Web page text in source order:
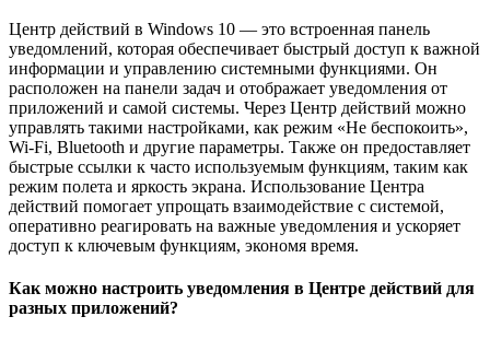
Центр действий в Windows 10 — это встроенная панель
уведомлений, которая обеспечивает быстрый доступ к важной
информации и управлению системными функциями. Он
расположен на панели задач и отображает уведомления от
приложений и самой системы. Через Центр действий можно
управлять такими настройками, как режим «Не беспокоить»,
Wi-Fi, Bluetooth и другие параметры. Также он предоставляет
быстрые ссылки к часто используемым функциям, таким как
режим полета и яркость экрана. Использование Центра
действий помогает упрощать взаимодействие с системой,
оперативно реагировать на важные уведомления и ускоряет
доступ к ключевым функциям, экономя время.
Как можно настроить уведомления в Центре действий для
разных приложений?